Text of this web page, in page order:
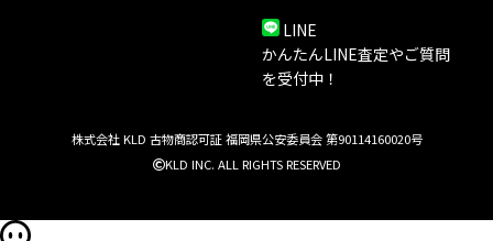
LINE
かんたんLINE査定やご質問
を受付中！
株式会社 KLD 古物商認可証 福岡県公安委員会 第90114160020号
KLD INC. ALL RIGHTS RESERVED